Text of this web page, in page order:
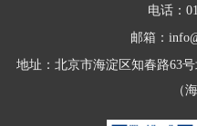
电话：
邮箱：
地址：北京市海淀区知春路63
（